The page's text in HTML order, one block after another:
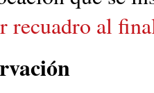
recuadro al